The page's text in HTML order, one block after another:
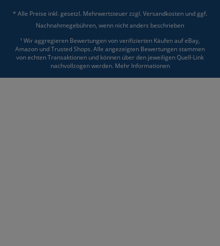
* Alle Preise inkl. gesetzl. Mehrwertsteuer zzgl. Versandkosten und ggf.
Nachnahmegebühren, wenn nicht anders beschrieben
¹ Wir aggregieren Bewertungen von verifizierten Käufen auf eBay,
Amazon und Trusted Shops. Alle angezeigten Bewertungen stammen
von echten Transaktionen und können über den jeweiligen Quell-Link
nachvollzogen werden. Mehr Informationen